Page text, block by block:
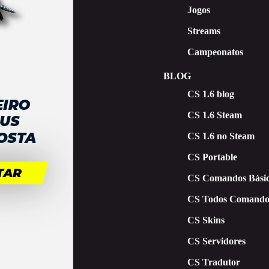
Jogos
Streams
Campeonatos
BLOG
CS 1.6 blog
CS 1.6 Steam
CS 1.6 no Steam
CS Portable
CS Comandos
CS Todos
CS Skins
CS Servidores
CS Tradutor